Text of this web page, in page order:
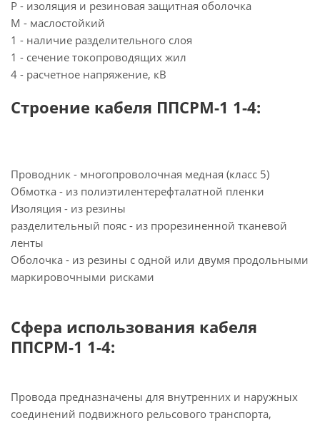
Р - изоляция и резиновая защитная оболочка
М - маслостойкий
1 - наличие разделительного слоя
1 - сечение токопроводящих жил
4 - расчетное напряжение, кВ
Строение кабеля ППСРМ-1 1-4:
Проводник - многопроволочная медная (класс 5)
Обмотка - из полиэтилентерефталатной пленки
Изоляция - из резины
разделительный пояс - из прорезиненной тканевой
ленты
Оболочка - из резины с одной или двумя продольными
маркировочными рисками
Сфера использования кабеля
ППСРМ-1 1-4:
Провода предназначены для внутренних и наружных
соединений подвижного рельсового транспорта,